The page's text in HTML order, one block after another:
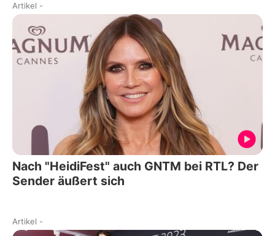
Artikel -
Nach "HeidiFest" auch GNTM bei RTL? Der
Sender äußert sich
Artikel -